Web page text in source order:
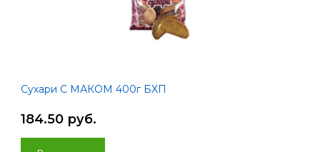
Сухари С МАКОМ 400г БХП
184.50 руб.